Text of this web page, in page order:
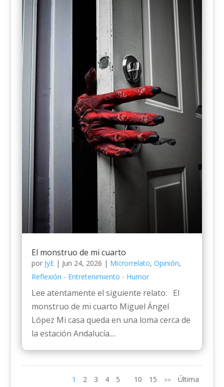
El monstruo de mi cuarto
por JyE| Jun 24, 2026 | Microrrelato, Opinión,
Reflexión - Entretenimiento - Humor
Lee atentamente el siguiente relato: El
monstruo de mi cuarto Miguel Ángel
López Mi casa queda en una loma cerca de
la estación Andalucía....
1 2 3 4 5 10 15 »» Última